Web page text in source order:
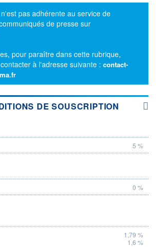
pas adhérente au service de
de presse sur
pour paraître dans cette rubrique,
à l'adresse suivante : contact-
DE SOUSCRIPTION
5 %
0 %
1,79 %
1,6 %